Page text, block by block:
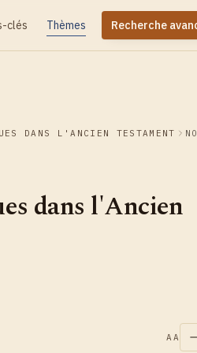
clés Thèmes Recherche
DANS L'ANCIEN TESTAMENT
dans l'Ancien
AA